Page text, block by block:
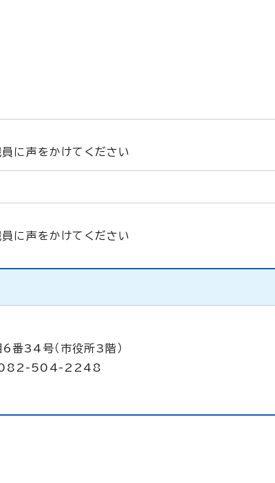
に声をかけてください
に声をかけてください
34号（市役所3階）
082-504-2248